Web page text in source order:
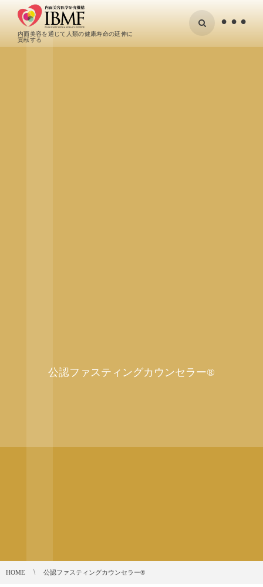
内面美容を通じて人類の健康寿命の延伸に
貢献する
•
公認ファスティングカウンセラー®
HOME 公認ファスティングカウンセラー®